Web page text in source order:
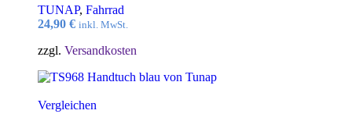
TUNAP, Fahrrad
24,90 € inkl. MwSt.
zzgl. Versandkosten
Vergleichen